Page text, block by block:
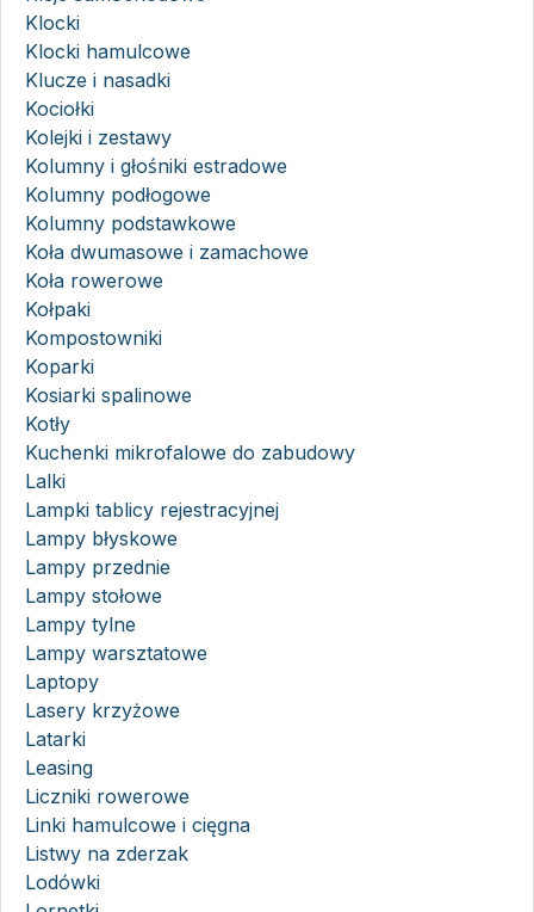
Klocki
Klocki hamulcowe
Klucze i nasadki
Kociołki
Kolejki i zestawy
Kolumny i głośniki estradowe
Kolumny podłogowe
Kolumny podstawkowe
Koła dwumasowe i zamachowe
Koła rowerowe
Kołpaki
Kompostowniki
Koparki
Kosiarki spalinowe
Kotły
Kuchenki mikrofalowe do zabudowy
Lalki
Lampki tablicy rejestracyjnej
Lampy błyskowe
Lampy przednie
Lampy stołowe
Lampy tylne
Lampy warsztatowe
Laptopy
Lasery krzyżowe
Latarki
Leasing
Liczniki rowerowe
Linki hamulcowe i cięgna
Listwy na zderzak
Lodówki